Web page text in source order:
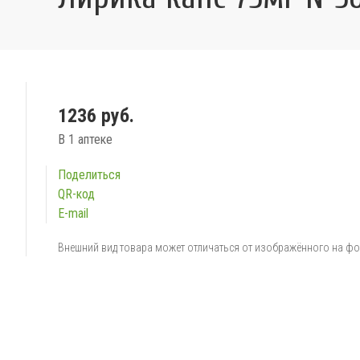
1236 руб.
В 1 аптеке
Поделиться
QR-код
E-mail
Внешний вид товара может отличаться от изображённого на